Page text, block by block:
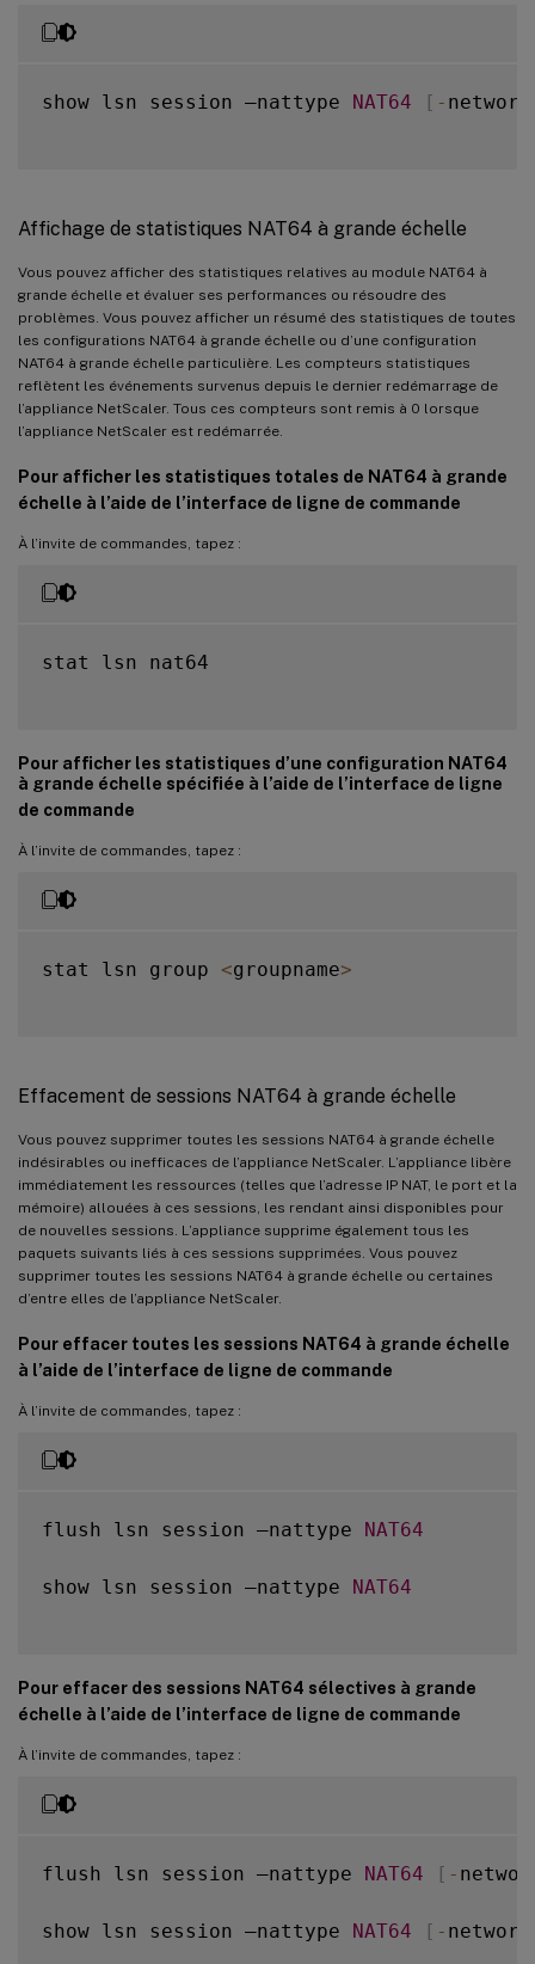
show lsn session –nattype NAT64 [ -
Affichage de statistiques NAT64 à grande échelle
Vous pouvez afficher des statistiques relatives au module NAT64 à
grande échelle et évaluer ses performances ou résoudre des
problèmes. Vous pouvez afficher un résumé des statistiques de toutes
les configurations NAT64 à grande échelle ou d’une configuration
NAT64 à grande échelle particulière. Les compteurs statistiques
reflètent les événements survenus depuis le dernier redémarrage de
l’appliance NetScaler. Tous ces compteurs sont remis à 0 lorsque
l’appliance NetScaler est redémarrée.
Pour afficher les statistiques totales de NAT64 à grande
échelle à l’aide de l’interface de ligne de commande
À l’invite de commandes, tapez :
stat lsn nat64
Pour afficher les statistiques d’une configuration NAT64
à grande échelle spécifiée à l’aide de l’interface de ligne
de commande
À l’invite de commandes, tapez :
stat lsn group <groupname>
Effacement de sessions NAT64 à grande échelle
Vous pouvez supprimer toutes les sessions NAT64 à grande échelle
indésirables ou inefficaces de l’appliance NetScaler. L’appliance libère
immédiatement les ressources (telles que l’adresse IP NAT, le port et la
mémoire) allouées à ces sessions, les rendant ainsi disponibles pour
de nouvelles sessions. L’appliance supprime également tous les
paquets suivants liés à ces sessions supprimées. Vous pouvez
supprimer toutes les sessions NAT64 à grande échelle ou certaines
d’entre elles de l’appliance NetScaler.
Pour effacer toutes les sessions NAT64 à grande échelle
à l’aide de l’interface de ligne de commande
À l’invite de commandes, tapez :
flush lsn session –nattype NAT64
show lsn session –nattype NAT64
Pour effacer des sessions NAT64 sélectives à grande
échelle à l’aide de l’interface de ligne de commande
À l’invite de commandes, tapez :
flush lsn session –nattype NAT64 [ -
show lsn session –nattype NAT64 [ -